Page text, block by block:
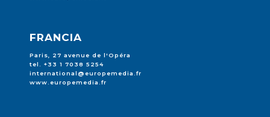
FRANCIA
Paris, 27 avenue de l'Opéra
tel. +33 1 7038 5254
international@europemedia.fr
www.europemedia.fr